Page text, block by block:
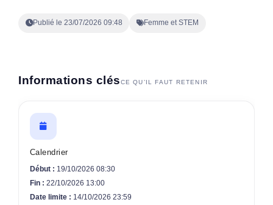
Publié le 23/07/2026 09:48 Femme et STEM
Informations clésCE QU’IL FAUT RETENIR
Calendrier
Début : 19/10/2026 08:30
Fin : 22/10/2026 13:00
Date limite : 14/10/2026 23:59